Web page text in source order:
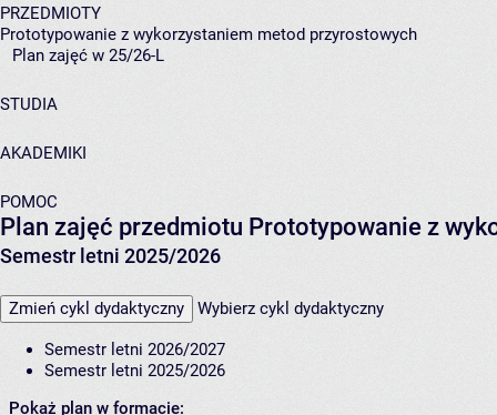
PRZEDMIOTY
Prototypowanie z wykorzystaniem metod przyrostowych
Plan zajęć w 25/26-L
STUDIA
AKADEMIKI
POMOC
Plan zajęć przedmiotu Prototypowanie z
Semestr letni 2025/2026
Zmień cykl dydaktyczny Wybierz cykl dydaktyczny
Semestr letni 2026/2027
Semestr letni 2025/2026
Pokaż plan w formacie: